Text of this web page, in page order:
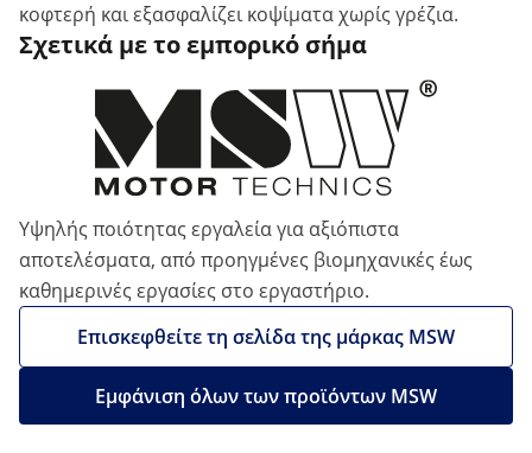
κοφτερή και εξασφαλίζει κοψίματα χωρίς γρέζια.
Σχετικά με το εμπορικό σήμα
Υψηλής ποιότητας εργαλεία για αξιόπιστα
αποτελέσματα, από προηγμένες βιομηχανικές έως
καθημερινές εργασίες στο εργαστήριο.
Επισκεφθείτε τη σελίδα της μάρκας MSW
Εμφάνιση όλων των προϊόντων MSW